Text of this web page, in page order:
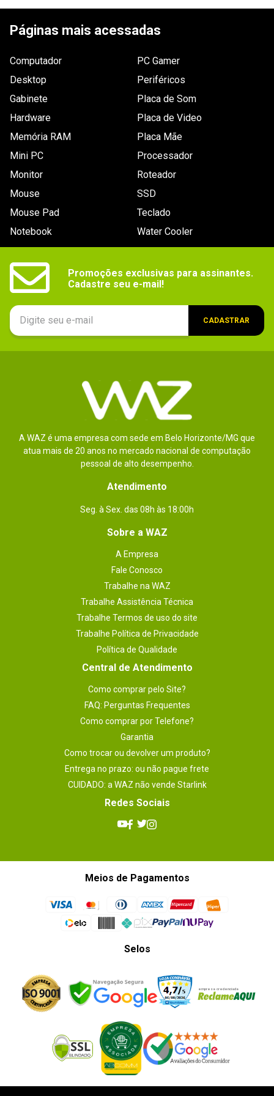
Páginas mais acessadas
Computador
Desktop
Gabinete
Hardware
Memória RAM
Mini PC
Monitor
Mouse
Mouse Pad
Notebook
PC Gamer
Periféricos
Placa de Som
Placa de Video
Placa Mãe
Processador
Roteador
SSD
Teclado
Water Cooler
Promoções exclusivas para assinantes.
Cadastre seu e-mail!
CADASTRAR
A WAZ é uma empresa com sede em Belo Horizonte/MG que
atua mais de 20 anos no mercado nacional de computação
pessoal de alto desempenho.
Atendimento
Seg. à Sex. das 08h às 18:00h
Sobre a WAZ
A Empresa
Fale Conosco
Trabalhe na WAZ
Trabalhe Assistência Técnica
Trabalhe Termos de uso do site
Trabalhe Política de Privacidade
Política de Qualidade
Central de Atendimento
Como comprar pelo Site?
FAQ: Perguntas Frequentes
Como comprar por Telefone?
Garantia
Como trocar ou devolver um produto?
Entrega no prazo: ou não pague frete
CUIDADO: a WAZ não vende Starlink
Redes Sociais
Meios de Pagamentos
Selos